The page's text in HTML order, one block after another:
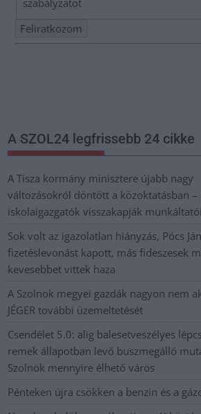
A SZOL24 legfrissebb 24 cikke
A Tisza kormány minisztere újabb nagy
változásokról döntött a közoktatásban –
iskolaigazgatók visszakapják
Sok volt az igazolatlan hiányzás, Pócs
fizetéslevonást kapott, más fideszesek
kevesebbet vittek haza
A Szolnok megyei gazdák nagyon nem
JÉGER további üzemeltetését
Csendélet 5.0: alig balesetveszélyes
remek állapotban levő buszmegálló
Szolnok mennyire élhető város
Pénteken újra csökken a benzin és a